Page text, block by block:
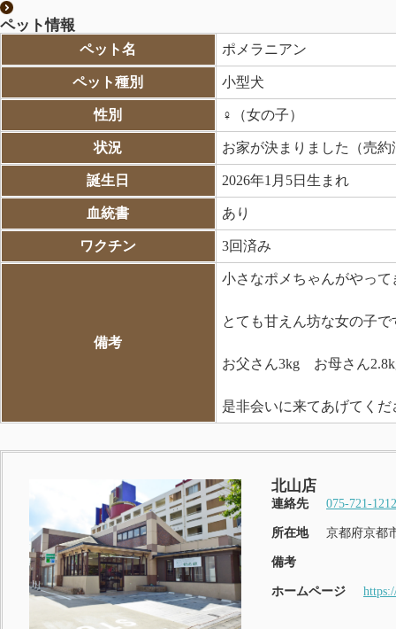
ペット情報
ペット名 ポメラニアン
ペット種別 小型犬
性別 ♀（女の子）
状況 お家が決まりました（売約
誕生日 2026年1月5日生まれ
血統書 あり
ワクチン 3回済み
備考
小さなポメちゃんがやって
とても甘えん坊な女の子
お父さん3kg お母さん
是非会いに来てあげてくだ
北山店
連絡先 075-721-1212
所在地 京都府京都
備考
ホームページ